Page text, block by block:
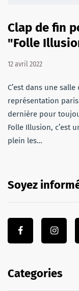
Clap de fin
"Folle
12 avril 2022
C’est dans une
représentation
dernière pour
Folle Illusion, c’est
plein les…
Soyez
Categories